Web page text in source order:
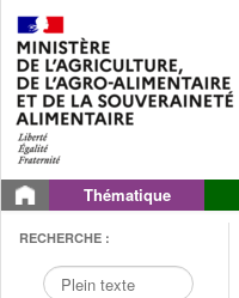
Thématique
RECHERCHE :